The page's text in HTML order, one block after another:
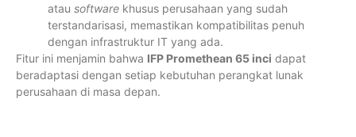
atau software khusus perusahaan yang sudah
terstandarisasi, memastikan kompatibilitas penuh
dengan infrastruktur IT yang ada.
Fitur ini menjamin bahwa IFP Promethean 65 inci dapat
beradaptasi dengan setiap kebutuhan perangkat lunak
perusahaan di masa depan.